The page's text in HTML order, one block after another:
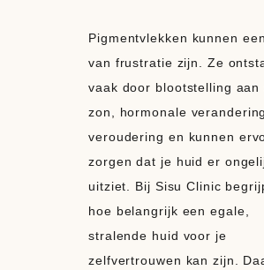
Pigmentvlekken kunnen
van frustratie zijn. Ze
vaak door blootstelling aan
zon, hormonale
veroudering en kunnen
zorgen dat je huid er
uitziet. Bij Sisu Clinic
hoe belangrijk een egale,
stralende huid voor je
zelfvertrouwen kan zijn.